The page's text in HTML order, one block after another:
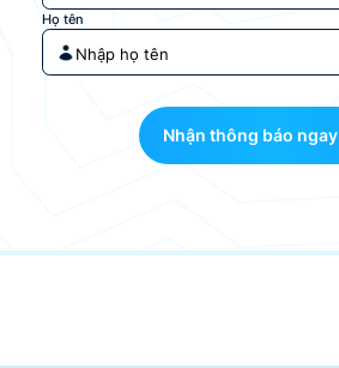
Họ tên
Nhận thông báo ngay